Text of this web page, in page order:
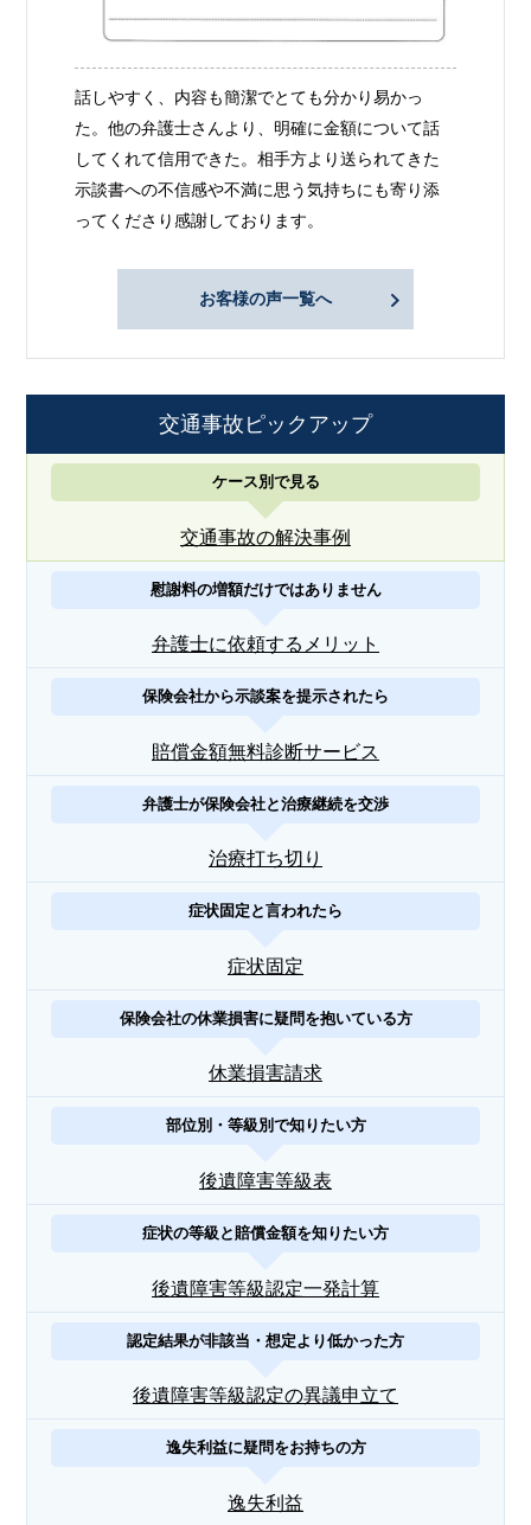
話しやすく、内容も簡潔でとても分かり易かっ
た。他の弁護士さんより、明確に金額について話
してくれて信用できた。相手方より送られてきた
示談書への不信感や不満に思う気持ちにも寄り添
ってくださり感謝しております。
お客様の声一覧へ
交通事故ピックアップ
ケース別で見る
交通事故の解決事例
慰謝料の増額だけではありません
弁護士に依頼するメリット
保険会社から示談案を提示されたら
賠償金額無料診断サービス
弁護士が保険会社と治療継続を交渉
治療打ち切り
症状固定と言われたら
症状固定
保険会社の休業損害に疑問を抱いている方
休業損害請求
部位別・等級別で知りたい方
後遺障害等級表
症状の等級と賠償金額を知りたい方
後遺障害等級認定一発計算
認定結果が非該当・想定より低かった方
後遺障害等級認定の異議申立て
逸失利益に疑問をお持ちの方
逸失利益